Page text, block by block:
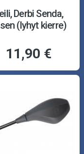
Derbi Senda,
(lyhyt kierre)
11,90 €